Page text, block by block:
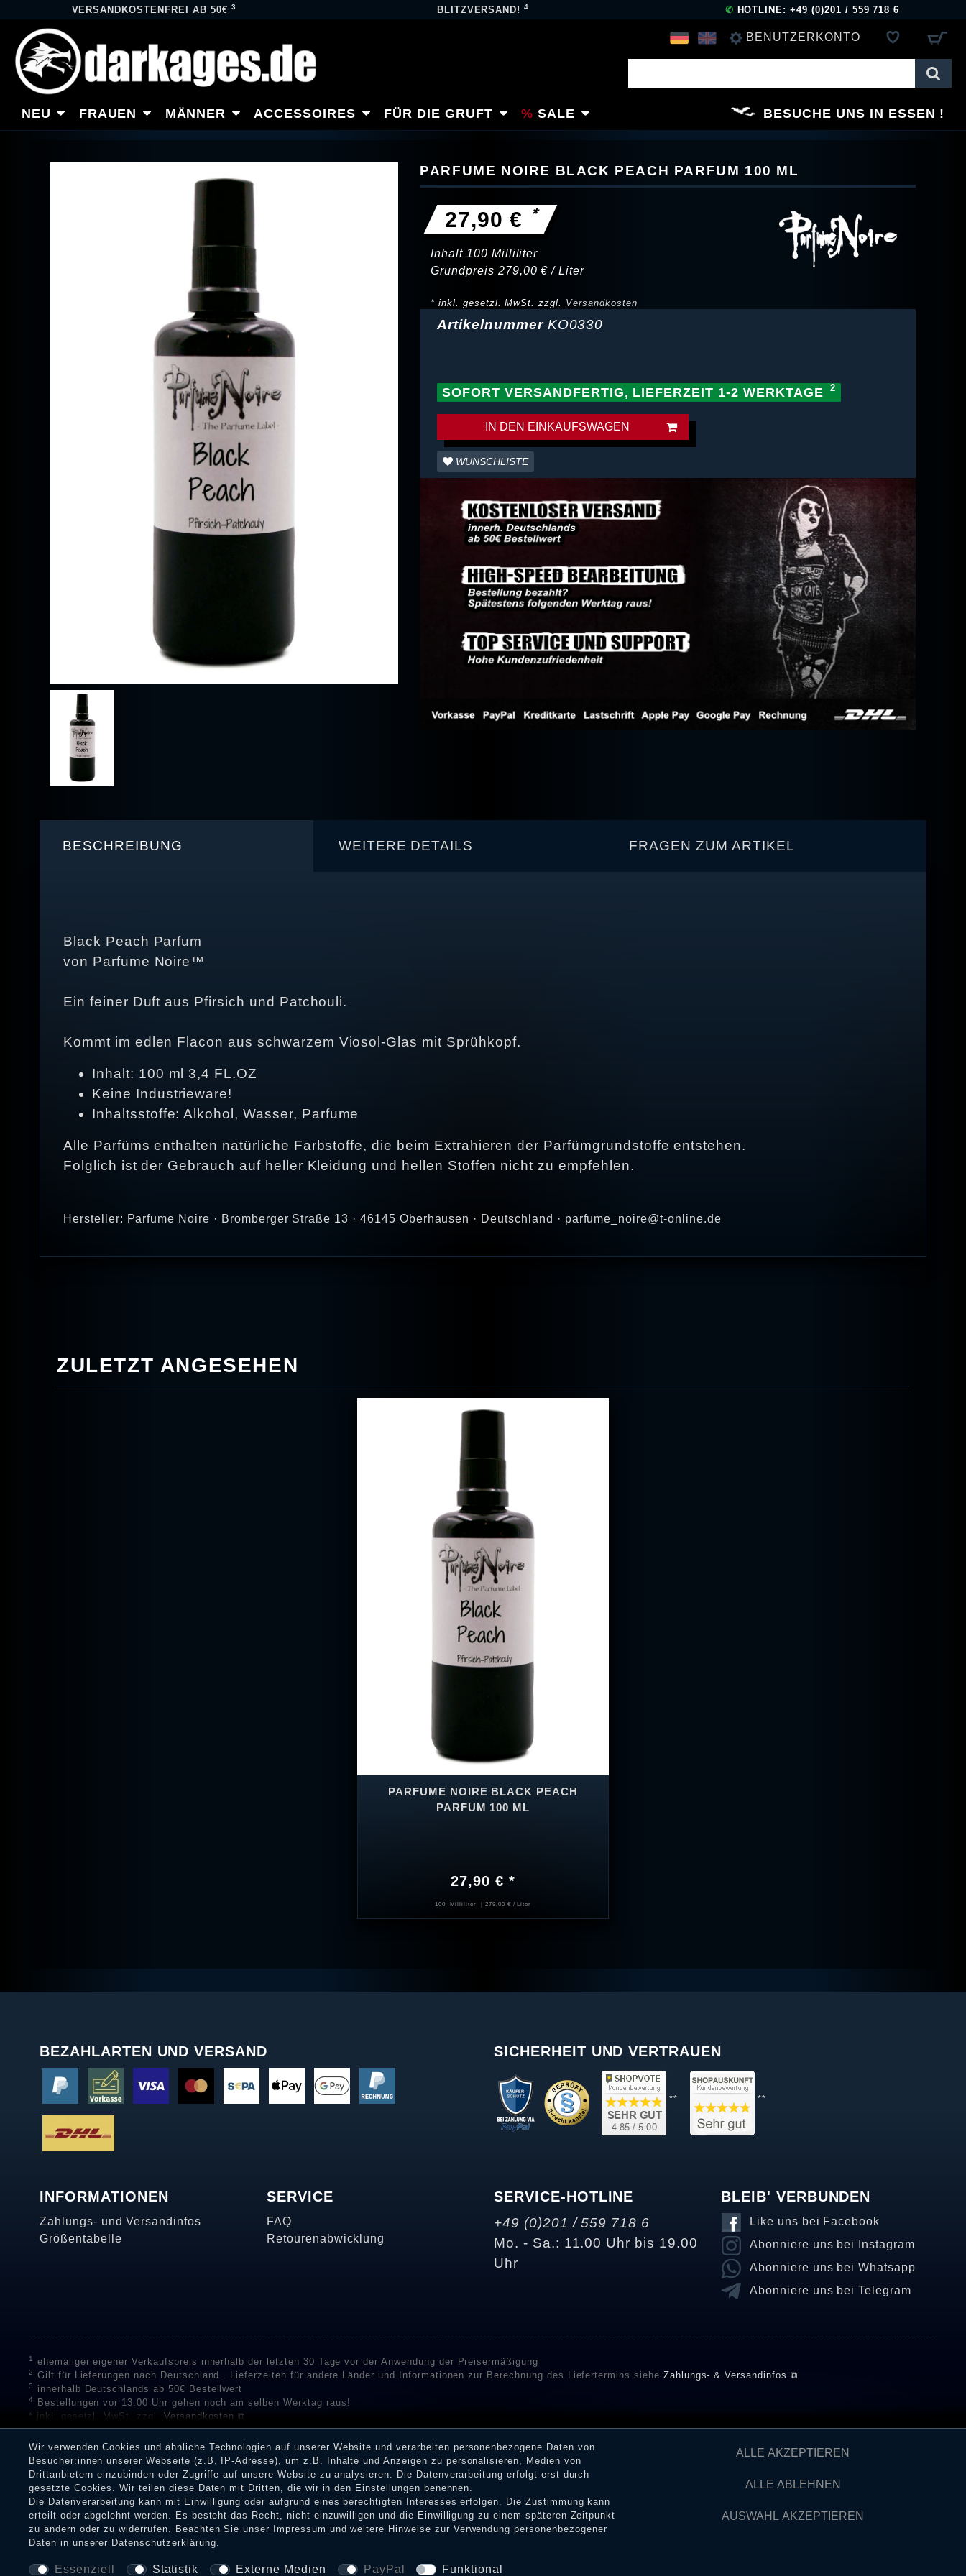
VERSANDKOSTENFREI AB 50€ 3 BLITZVERSAND!4 ✆ HOTLINE: +49 (0)201 / 559 718 6
BENUTZERKONTO
REGISTRIEREN
NEU FRAUEN MÄNNER ACCESSOIRES FÜR DIE GRUFT SALE BESUCHE UNS IN ESSEN
PARFUME NOIRE BLACK PEACH PARFUM 100 ML
27,90 € *
Inhalt 100 Milliliter
Grundpreis 279,00 € / Liter
* inkl. gesetzl. MwSt. zzgl. Versandkosten
Artikelnummer KO0330
SOFORT VERSANDFERTIG, LIEFERZEIT 1-2 WERKTAGE
IN DEN EINKAUFSWAGEN
WUNSCHLISTE
BESCHREIBUNG WEITERE DETAILS FRAGEN ZUM ARTIKEL
Black Peach Parfum
von Parfume Noire™
Ein feiner Duft aus Pfirsich und Patchouli.
Kommt im edlen Flacon aus schwarzem Viosol-Glas mit Sprühkopf.
Inhalt: 100 ml 3,4 FL.OZ
Keine Industrieware!
Inhaltsstoffe: Alkohol, Wasser, Parfume
Alle Parfüms enthalten natürliche Farbstoffe, die beim Extrahieren der Parfümgrundstoffe entstehen.
Folglich ist der Gebrauch auf heller Kleidung und hellen Stoffen nicht zu empfehlen.
Hersteller: Parfume Noire · Bromberger Straße 13 · 46145 Oberhausen · Deutschland · parfume_noire@t-online.de
ZULETZT ANGESEHEN
PARFUME NOIRE BLACK PEACH
PARFUM 100 ML
27,90 € *
100 Milliliter | 279,00 € / Liter
BEZAHLARTEN UND VERSAND SICHERHEIT UND VERTRAUEN
** **
INFORMATIONEN
Zahlungs- und Versandinfos
Größentabelle
SERVICE
FAQ
Retourenabwicklung
SERVICE-HOTLINE
+49 (0)201 / 559 718 6
Mo. - Sa.: 11.00 Uhr bis 19.00
Uhr
BLEIB' VERBUNDEN
Like uns bei Facebook
Abonniere uns bei Instagram
Abonniere uns bei Whatsapp
Abonniere uns bei Telegram
1 ehemaliger eigener Verkaufspreis innerhalb der letzten 30 Tage vor der Anwendung der Preisermäßigung
2 Gilt für Lieferungen nach Deutschland . Lieferzeiten für andere Länder und Informationen zur Berechnung des Liefertermins siehe Zahlungs- & Versandinfos ⧉
3 innerhalb Deutschlands ab 50€ Bestellwert
4
Bestellungen vor 13.00 Uhr gehen noch am selben Werktag raus!
* inkl. gesetzl. MwSt. zzgl. Versandkosten ⧉
** Unser Unternehmen sammelt über die unabhängigen Dienstleister SHOPVOTE und SHOPAUSKUNFT Bewertungen. SHOPVOTE setzt automatische und manuelle Maßnahmen ein, um
Bewertungen zu verifizieren.Informationen zur Echtheit von Kundenbewertungen auf SHOPVOTE finden Sie hier. ⧉
Eine Überprüfung der Bewertungen durch Shopauskunft hat vor deren Veröffentlichung nicht stattgefunden. Die Bewertungen könnten von Verbrauchern stammen, die die Ware oder
Dienstleistungen gar nicht erworben oder genutzt haben. Nach Erhalt einer Benachrichtigungs-E-Mail können Händler die Bewertungen verifizieren und über die erfolgte Verifizierung im
Shop informieren.
Impressum
Wir verwenden Cookies und ähnliche Technologien auf unserer Website und verarbeiten personenbezogene Daten von
Besucher:innen unserer Webseite (z.B. IP-Adresse), um z.B. Inhalte und Anzeigen zu personalisieren, Medien von
Drittanbietern einzubinden oder Zugriffe auf unsere Website zu analysieren. Die Datenverarbeitung erfolgt erst durch
gesetzte Cookies. Wir teilen diese Daten mit Dritten, die wir in den Einstellungen benennen.
Die Datenverarbeitung kann mit Einwilligung oder aufgrund eines berechtigten Interesses erfolgen. Die Zustimmung kann
erteilt oder abgelehnt werden. Es besteht das Recht, nicht einzuwilligen und die Einwilligung zu einem späteren Zeitpunkt
zu ändern oder zu widerrufen. Beachten Sie unser
Impressum und weitere Hinweise zur Verwendung personenbezogener
Daten in unserer Daten­schutz­erklärung.
Essenziell Statistik Externe Medien PayPal Funktional
ALLE AKZEPTIEREN
ALLE ABLEHNEN
AUSWAHL AKZEPTIEREN